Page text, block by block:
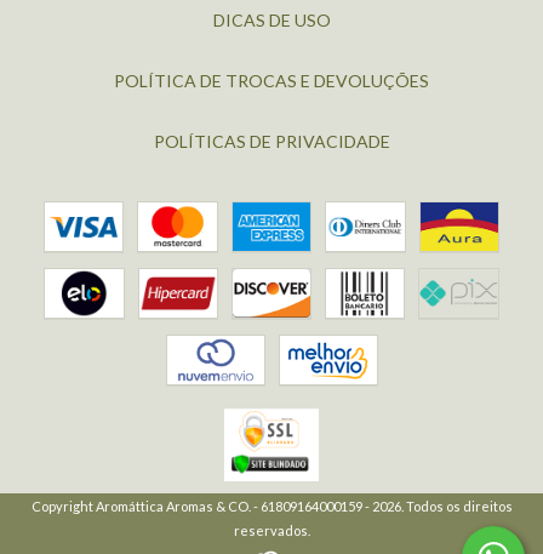
DICAS DE USO
POLÍTICA DE TROCAS E DEVOLUÇÕES
POLÍTICAS DE PRIVACIDADE
Copyright Aromáttica Aromas & CO. - 61809164000159 - 2026. Todos os direitos
reservados.